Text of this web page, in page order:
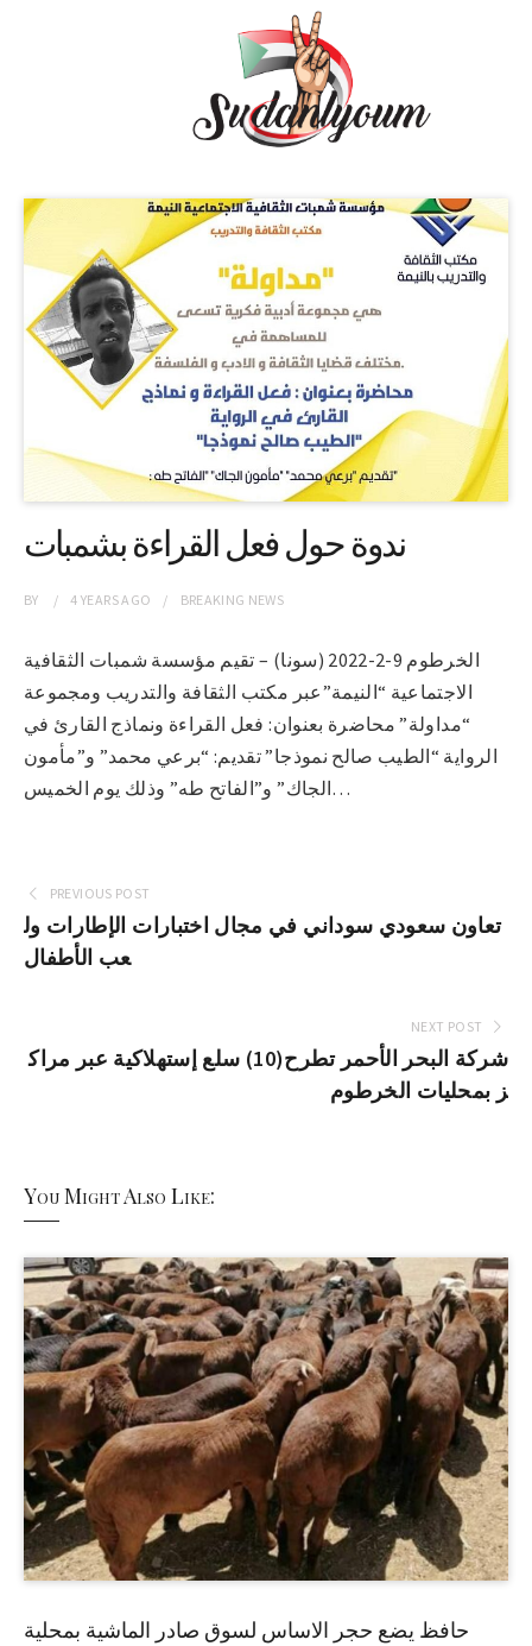
ندوة حول فعل القراءة بشمبات
BY 4 YEARSAGO BREAKING NEWS
الخرطوم 9-2-2022 (سونا) – تقيم مؤسسة شمبات الثقافية
الاجتماعية “النيمة”عبر مكتب الثقافة والتدريب ومجموعة
“مداولة” محاضرة بعنوان: فعل القراءة ونماذج القارئ في
الرواية “الطيب صالح نموذجا” تقديم: “برعي محمد” و”مأمون
الجاك” و”الفاتح طه” وذلك يوم الخميس…
PREVIOUS POST
تعاون سعودي سوداني في مجال اختبارات الإطارات ول
عب الأطفال
NEXT POST
شركة البحر الأحمر تطرح(10) سلع إستهلاكية عبر مراك
ز بمحليات الخرطوم
You Might Also Like:
حافظ يضع حجر الاساس لسوق صادر الماشية بمحلية